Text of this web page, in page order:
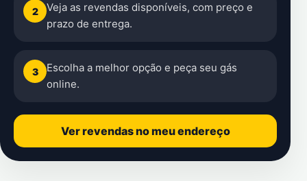
2
Veja as revendas disponíveis, com preço e
prazo de entrega.
3
Escolha a melhor opção e peça seu gás
online.
Ver revendas no meu endereço